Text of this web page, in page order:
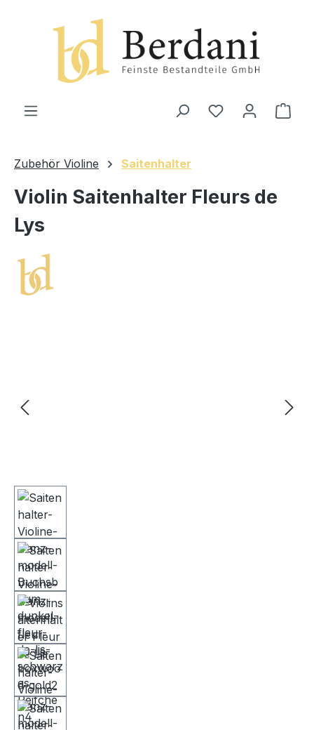
Zubehör Violine Saitenhalter
Violin Saitenhalter Fleurs de
Lys